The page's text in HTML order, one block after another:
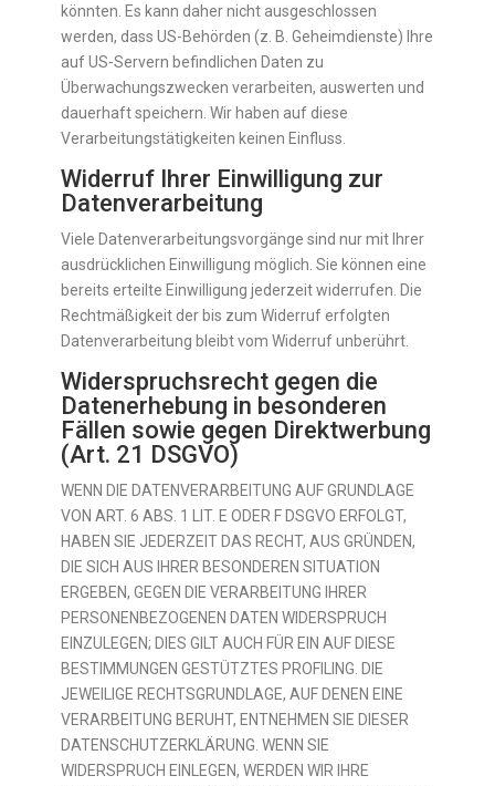
könnten. Es kann daher nicht ausgeschlossen
werden, dass US-Behörden (z. B. Geheimdienste) Ihre
auf US-Servern befindlichen Daten zu
Überwachungszwecken verarbeiten, auswerten und
dauerhaft speichern. Wir haben auf diese
Verarbeitungstätigkeiten keinen Einfluss.
Widerruf Ihrer Einwilligung zur
Datenverarbeitung
Viele Datenverarbeitungsvorgänge sind nur mit Ihrer
ausdrücklichen Einwilligung möglich. Sie können eine
bereits erteilte Einwilligung jederzeit widerrufen. Die
Rechtmäßigkeit der bis zum Widerruf erfolgten
Datenverarbeitung bleibt vom Widerruf unberührt.
Widerspruchsrecht gegen die
Datenerhebung in besonderen
Fällen sowie gegen Direktwerbung
(Art. 21 DSGVO)
WENN DIE DATENVERARBEITUNG AUF GRUNDLAGE
VON ART. 6 ABS. 1 LIT. E ODER F DSGVO ERFOLGT,
HABEN SIE JEDERZEIT DAS RECHT, AUS GRÜNDEN,
DIE SICH AUS IHRER BESONDEREN SITUATION
ERGEBEN, GEGEN DIE VERARBEITUNG IHRER
PERSONENBEZOGENEN DATEN WIDERSPRUCH
EINZULEGEN; DIES GILT AUCH FÜR EIN AUF DIESE
BESTIMMUNGEN GESTÜTZTES PROFILING. DIE
JEWEILIGE RECHTSGRUNDLAGE, AUF DENEN EINE
VERARBEITUNG BERUHT, ENTNEHMEN SIE DIESER
DATENSCHUTZERKLÄRUNG. WENN SIE
WIDERSPRUCH EINLEGEN, WERDEN WIR IHRE